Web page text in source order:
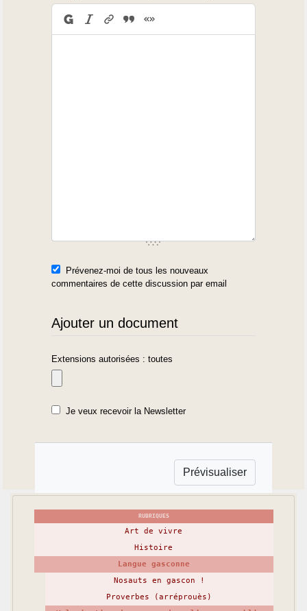
Prévenez-moi de tous les nouveaux
commentaires de cette discussion par email
Ajouter un document
Extensions autorisées : toutes
Je veux recevoir la Newsletter
RUBRIQUES
Art de vivre
Histoire
Langue gasconne
Nosauts en gascon !
Proverbes (arréprouès)